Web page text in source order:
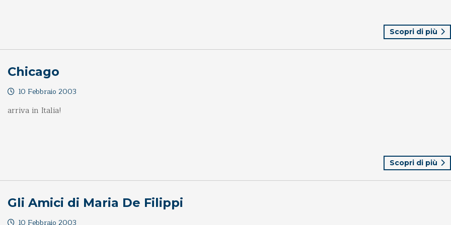
Scopri di più
Chicago
10 Febbraio 2003
arriva in Italia!
Scopri di più
Gli Amici di Maria De Filippi